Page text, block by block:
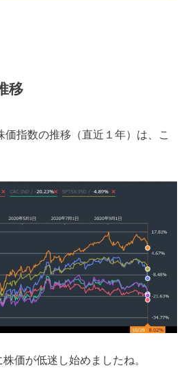
移
価指数の推移（直近１年）は、こ
価が低迷し始めましたね。